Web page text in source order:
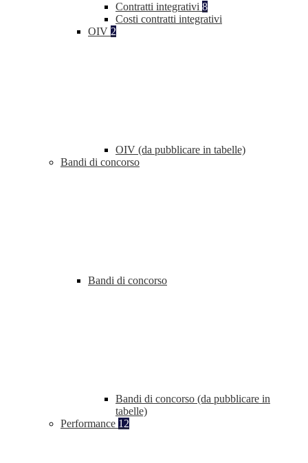
Contratti integrativi 8
Costi contratti integrativi
OIV 2
OIV (da pubblicare in tabelle)
Bandi di concorso
Bandi di concorso
Bandi di concorso (da pubblicare in
tabelle)
Performance 12